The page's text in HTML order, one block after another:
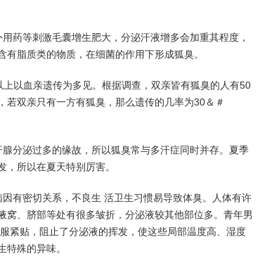
药等刺激毛囊增生肥大，分泌汗液增多会加重其程度，
脂质类的物质，在细菌的作用下形成狐臭。
以血亲遗传为多见。根据调查，双亲皆有狐臭的人有50
若双亲只有一方有狐臭，那么遗传的几率为30＆＃
分泌过多的缘故，所以狐臭常与多汗症同时并存。夏季
所以在夏天特别厉害。
有密切关系，不良生 活卫生习惯易导致体臭。人体有许
窝、脐部等处有很多皱折，分泌液较其他部位多。青年男
紧贴，阻止了分泌液的挥发，使这些局部温度高、湿度
殊的异味。